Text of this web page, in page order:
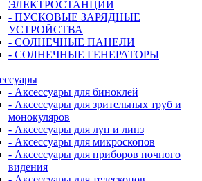
ЭЛЕКТРОСТАНЦИИ
- ПУСКОВЫЕ ЗАРЯДНЫЕ
УСТРОЙСТВА
- СОЛНЕЧНЫЕ ПАНЕЛИ
- СОЛНЕЧНЫЕ ГЕНЕРАТОРЫ
- Аксессуары для биноклей
- Аксессуары для зрительных труб и
монокуляров
- Аксессуары для луп и линз
- Аксессуары для микроскопов
- Аксессуары для приборов ночного
видения